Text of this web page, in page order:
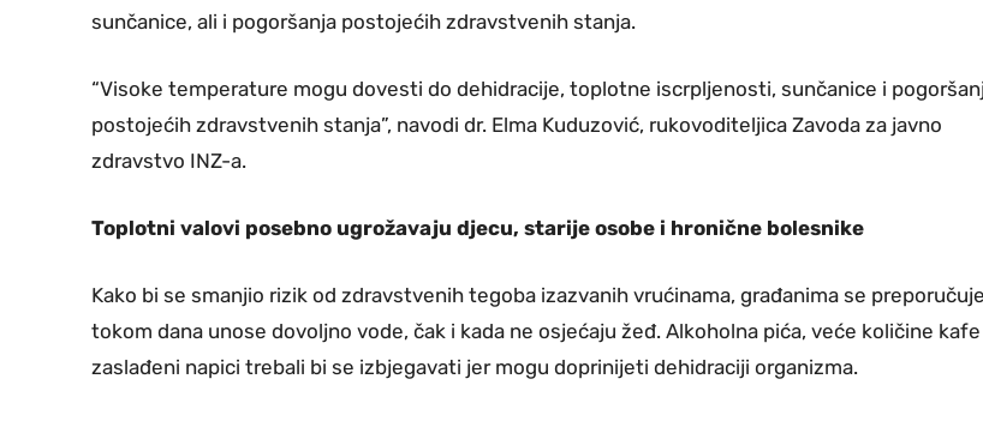
sunčanice, ali i pogoršanja postojećih zdravstvenih stanja.
“Visoke temperature mogu dovesti do dehidracije, toplotne iscrpljenosti, sunčanice i
postojećih zdravstvenih stanja”, navodi dr. Elma Kuduzović, rukovoditeljica Zavoda za javno
zdravstvo INZ-a.
Toplotni valovi posebno ugrožavaju djecu, starije osobe i hronične bolesnike
Kako bi se smanjio rizik od zdravstvenih tegoba izazvanih vrućinama, građanima se
tokom dana unose dovoljno vode, čak i kada ne osjećaju žeđ. Alkoholna pića, veće količine kafe
zaslađeni napici trebali bi se izbjegavati jer mogu doprinijeti dehidraciji organizma.